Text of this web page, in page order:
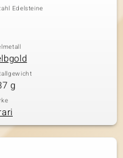
Edelsteine
g